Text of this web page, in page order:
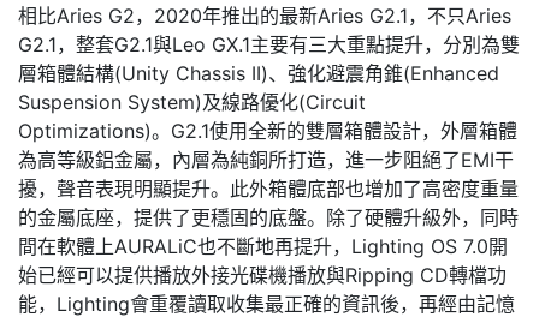
相比Aries G2，2020年推出的最新Aries G2.1，不只Aries
G2.1，整套G2.1與Leo GX.1主要有三大重點提升，分別為雙
層箱體結構(Unity Chassis II)、強化避震角錐(Enhanced
Suspension System)及線路優化(Circuit
Optimizations)。G2.1使用全新的雙層箱體設計，外層箱體
為高等級鋁金屬，內層為純銅所打造，進一步阻絕了EMI干
擾，聲音表現明顯提升。此外箱體底部也增加了高密度重量
的金屬底座，提供了更穩固的底盤。除了硬體升級外，同時
間在軟體上AURALiC也不斷地再提升，Lighting OS 7.0開
始已經可以提供播放外接光碟機播放與Ripping CD轉檔功
能，Lighting會重覆讀取收集最正確的資訊後，再經由記憶